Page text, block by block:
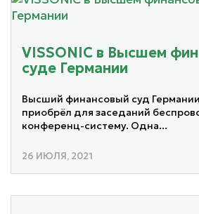
VISSONIC в Высшем
суде Германии
Высший финансовый суд
приобрёл для заседаний
конференц-систему. Одна...
26 ИЮЛЯ, 2021